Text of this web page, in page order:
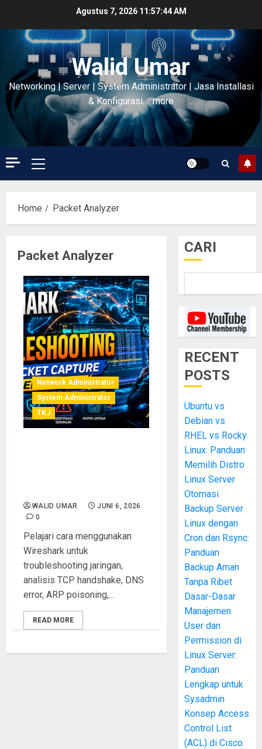
content
Agustus 7, 2026 11:57:45 AM
Walid Umar
Networking | Server | System Administrator | Jasa Installasi
& Konfigurasi…. more
Primary
Menu
Home Packet Analyzer
Packet Analyzer
Network Administrator
System Administrator
TKJ
WALID UMAR
JUNI 6, 2026
0
Pelajari cara menggunakan
Wireshark untuk
troubleshooting jaringan,
analisis TCP handshake, DNS
error, ARP poisoning,...
READ MORE
CARI
RECENT
POSTS
Ubuntu vs
Debian vs
RHEL vs Rocky
Linux: Panduan
Memilih Distro
Linux Server
Otomasi
Backup Server
Linux dengan
Cron dan Rsync:
Panduan
Backup Aman
Tanpa Ribet
Dasar-Dasar
Manajemen
User dan
Permission di
Linux Server:
Panduan
Lengkap untuk
Sysadmin
Konsep Access
Control List
(ACL) di Cisco